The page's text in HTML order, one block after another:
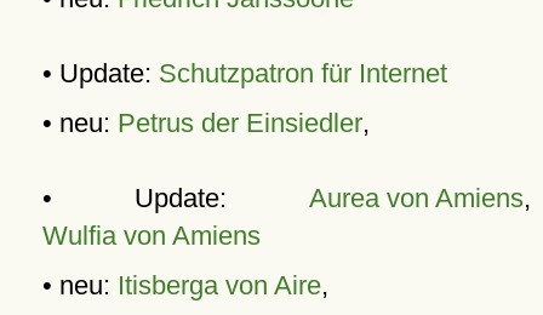
• Update: Schutzpatron für Internet
• neu: Petrus der Einsiedler,
• Update: Aurea von Amiens,
Wulfia von Amiens
• neu: Itisberga von Aire,